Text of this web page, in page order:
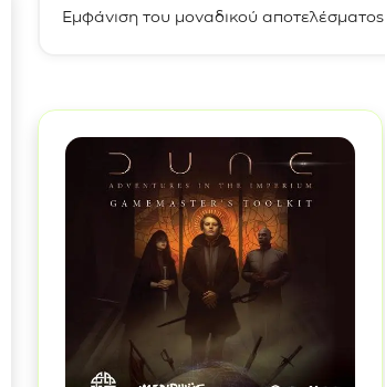
Εμφάνιση του μοναδικού αποτελέσματος